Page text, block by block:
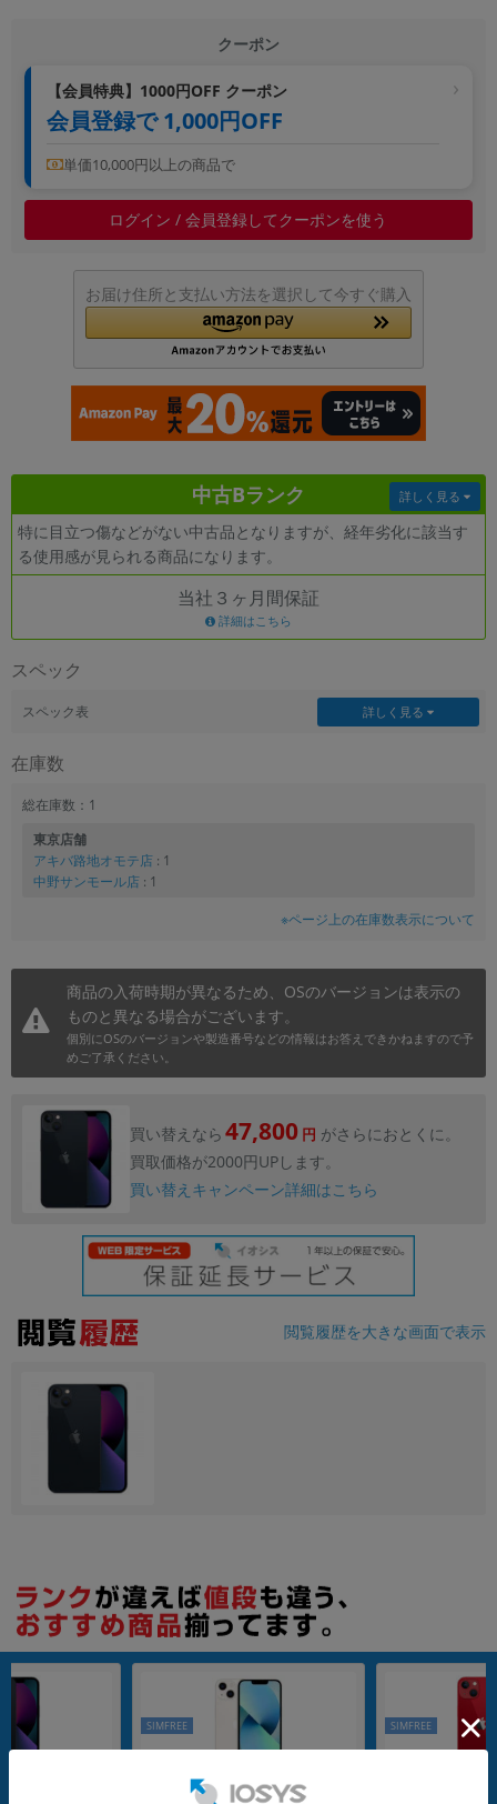
クーポン
【会員特典】1000円OFF クーポン
会員登録で 1,000円OFF
単価10,000円以上の商品で
ログイン / 会員登録してクーポンを使う
お届け住所と支払い方法を選択して今すぐ購入
中古Bランク
特に目立つ傷などがない中古品となりますが、経年劣化に該当す
る使用感が見られる商品になります。
詳しく見る
当社３ヶ月間保証
詳細はこちら
スペック
スペック表 詳しく見る
在庫数
総在庫数：1
東京店舗
アキバ路地オモテ店 : 1
中野サンモール店 : 1
※ページ上の在庫数表示について
商品の入荷時期が異なるため、OSのバージョンは表示の
ものと異なる場合がございます。
個別にOSのバージョンや製造番号などの情報はお答えできかねますので予
めご了承ください。
買い替えなら 47,800 円 がさらにおとくに。
買取価格が2000円UPします。
買い替えキャンペーン詳細はこちら
閲覧履歴を大きな画面で表示
SIMFREE
【バッテリー80%未満】iPhone13 A
SIMFREE
円 ～
年 月 まで
各項目のチェックボックスは「or検索」となります。
ただし機能別のみ「and検索」となります。